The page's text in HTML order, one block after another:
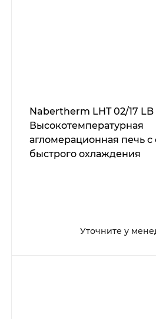
Nabertherm LHT 02/17 LB
Высокотемпературная
агломерационная печь
быстрого охлаждения
Уточните у